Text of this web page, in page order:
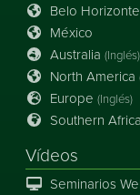
Belo
México
Australia (Inglés)
North America
Europe (Inglés)
Southern Africa
Vídeos
Seminarios